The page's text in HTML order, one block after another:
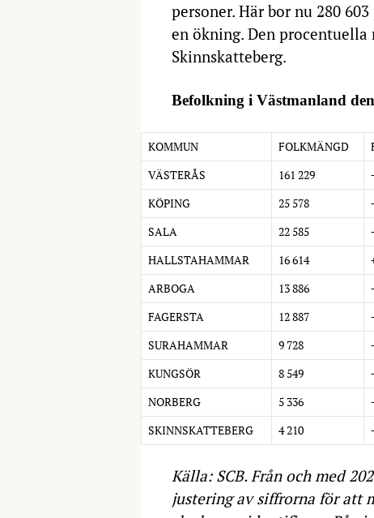
personer. Här bor nu 280
en ökning. Den
Skinnskatteberg.
Befolkning i Västmanland
KOMMUN FOLKMÄNGD
VÄSTERÅS
161 229
KÖPING
25 578
SALA
22 585
HALLSTAHAMMAR
16 614
ARBOGA
13 886
FAGERSTA
12 887
SURAHAMMAR
9 728
KUNGSÖR
8 549
NORBERG
5 336
SKINNSKATTEBERG
4 210
Källa: SCB. Från och med
justering av siffrorna för att